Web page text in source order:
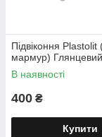
Підвіконня
мармур) Глянцевий
В наявності
400 ₴
Купити